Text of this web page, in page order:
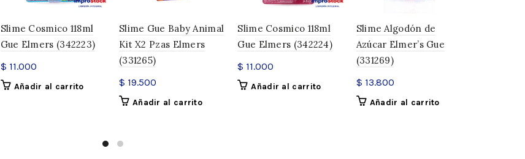
Slime Cosmico 118ml
Gue Elmers (342223)
$ 11.000
Añadir al carrito
Slime Gue Baby Animal
Kit X2 Pzas Elmers
(331265)
$ 19.500
Añadir al carrito
Slime Cosmico 118ml
Gue Elmers (342224)
$ 11.000
Añadir al carrito
Slime Algodón de
Azúcar Elmer’s Gue
(331269)
$ 13.800
Añadir al carrito